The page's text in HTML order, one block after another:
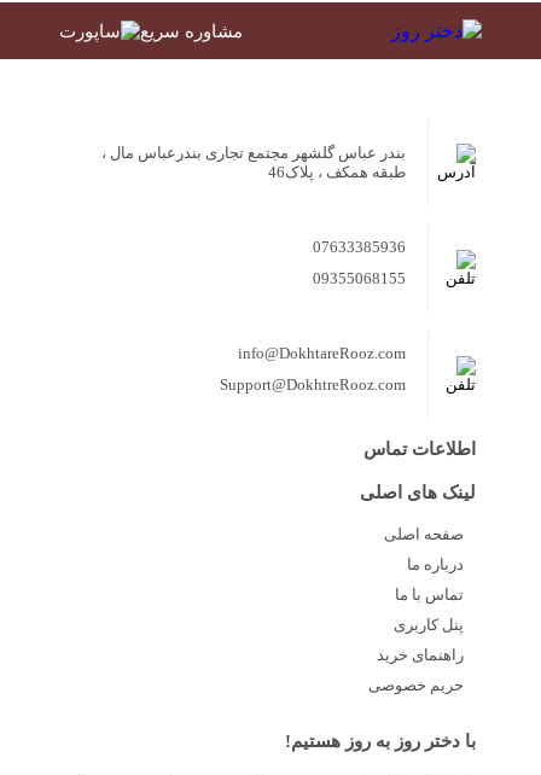
مشاوره سریع
بندر عباس گلشهر مجتمع تجاری بندرعباس مال ،
طبقه همکف ، پلاک46
07633385936
09355068155
info@DokhtareRooz.com
Support@DokhtreRooz.com
اطلاعات تماس
لینک های اصلی
صفحه اصلی
درباره ما
تماس با ما
پنل کاربری
راهنمای خرید
حریم خصوصی
با دختر روز به روز هستیم!